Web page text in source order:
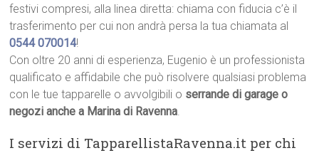
festivi compresi, alla linea diretta: chiama con fiducia c’è il
trasferimento per cui non andrà persa la tua chiamata al
0544 070014!
Con oltre 20 anni di esperienza, Eugenio è un professionista
qualificato e affidabile che può risolvere qualsiasi problema
con le tue tapparelle o avvolgibili o serrande di garage o
negozi anche a Marina di Ravenna.
I servizi di TapparellistaRavenna.it per chi